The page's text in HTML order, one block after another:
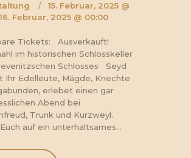
15. Februar, 2025 @
Februar, 2025 @ 00:00
Tickets: Ausverkauft!
im historischen Schlosskeller
Schlosses Seyd
Ihr Edelleute, Mägde, Knechte
erlebet einen gar
Abend bei
Trunk und Kurzweyl.
auf ein unterhaltsames…